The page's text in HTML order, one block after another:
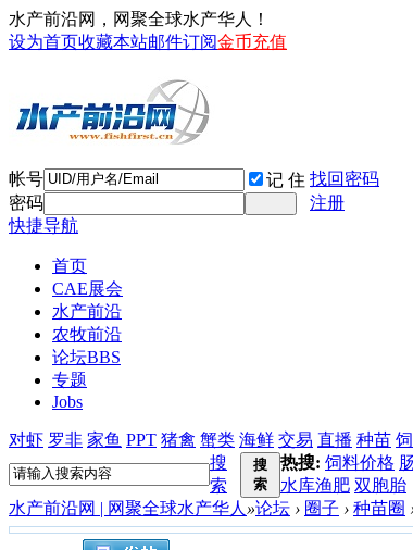
水产前沿网，网聚全球水产华人！
设为首页收藏本站邮件订阅金币充值
帐号 记 住 找回密码
密码
注册
快捷导航
首页
CAE展会
水产前沿
农牧前沿
论坛BBS
专题
Jobs
对虾 罗非 家鱼 PPT 猪禽 蟹类 海鲜 交易 直播 种苗
搜
索
搜
索
热搜: 饲料价格
水库渔肥 双胞胎
水产前沿网 | 网聚全球水产华人 »论坛 › 圈子 › 种苗圈